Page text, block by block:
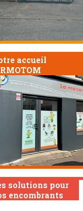
accueil
solutions pour
encombrants